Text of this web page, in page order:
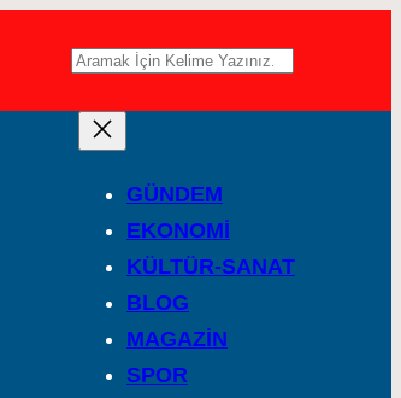
A
GÜNDEM
EKONOMİ
KÜLTÜR-SANAT
BLOG
MAGAZİN
SPOR